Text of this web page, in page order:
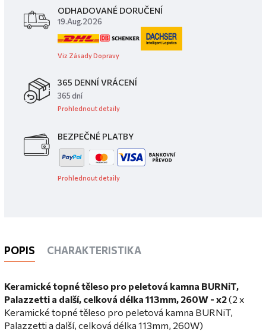
ODHADOVANÉ DORUČENÍ
19.Aug.2026
Viz Zásady Dopravy
365 DENNÍ VRÁCENÍ
365 dní
Prohlednout detaily
BEZPEČNÉ PLATBY
Prohlednout detaily
POPIS CHARAKTERISTIKA
Keramické topné těleso pro peletová kamna BURNiT,
Palazzetti a další, celková délka 113mm, 260W - x2(2 x
Keramické topné těleso pro peletová kamna BURNiT,
Palazzetti a další, celková délka 113mm, 260W)